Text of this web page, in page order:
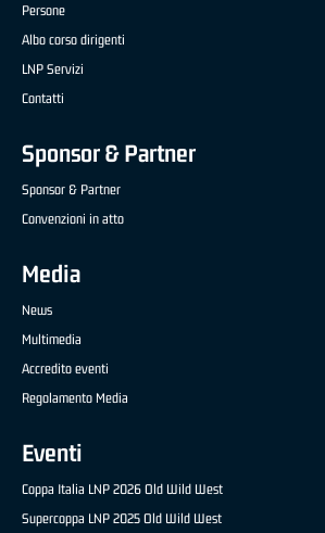
Persone
Albo corso dirigenti
LNP Servizi
Contatti
Sponsor & Partner
Sponsor & Partner
Convenzioni in atto
Media
News
Multimedia
Accredito eventi
Regolamento Media
Eventi
Coppa Italia LNP 2026 Old Wild West
Supercoppa LNP 2025 Old Wild West